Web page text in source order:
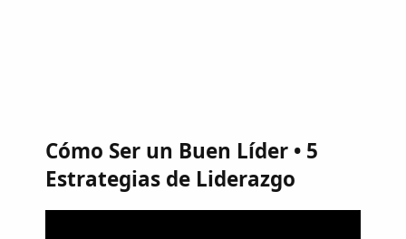
Cómo Ser un Buen Líder • 5
Estrategias de Liderazgo